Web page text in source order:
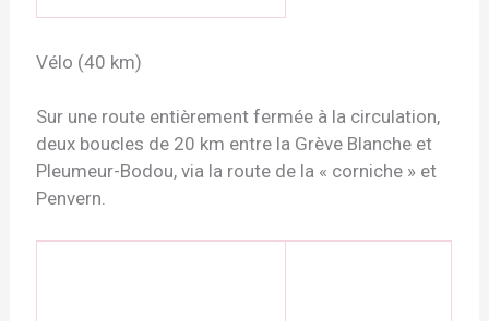
Vélo (40 km)
Sur une route entièrement fermée à la circulation,
deux boucles de 20 km entre la Grève Blanche et
Pleumeur-Bodou, via la route de la « corniche » et
Penvern.